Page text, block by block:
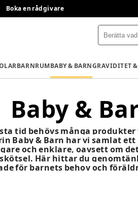
Boka en rådgivare
BARNRUMBABY & BARNGRAVIDITET
Baby &
tid behövs många produkter
Baby & Barn har vi samlat
och enklare, oavsett om
Här hittar du
för barnets behov och